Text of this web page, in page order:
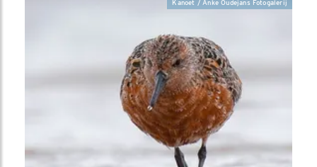
Kanoet / Anke Oudejans Fotogalerij